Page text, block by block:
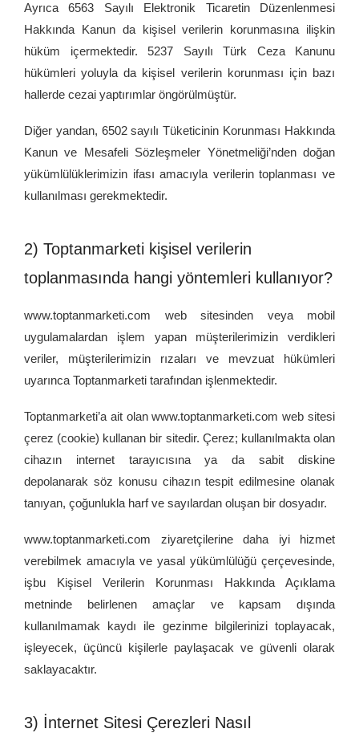
Ayrıca 6563 Sayılı Elektronik Ticaretin Düzenlenmesi
Hakkında Kanun da kişisel verilerin korunmasına ilişkin
hüküm içermektedir. 5237 Sayılı Türk Ceza Kanunu
hükümleri yoluyla da kişisel verilerin korunması için bazı
hallerde cezai yaptırımlar öngörülmüştür.
Diğer yandan, 6502 sayılı Tüketicinin Korunması Hakkında
Kanun ve Mesafeli Sözleşmeler Yönetmeliği’nden doğan
yükümlülüklerimizin ifası amacıyla verilerin toplanması ve
kullanılması gerekmektedir.
2) Toptanmarketi kişisel verilerin
toplanmasında hangi yöntemleri kullanıyor?
www.toptanmarketi.com web sitesinden veya mobil
uygulamalardan işlem yapan müşterilerimizin verdikleri
veriler, müşterilerimizin rızaları ve mevzuat hükümleri
uyarınca Toptanmarketi tarafından işlenmektedir.
Toptanmarketi’a ait olan www.toptanmarketi.com web sitesi
çerez (cookie) kullanan bir sitedir. Çerez; kullanılmakta olan
cihazın internet tarayıcısına ya da sabit diskine
depolanarak söz konusu cihazın tespit edilmesine olanak
tanıyan, çoğunlukla harf ve sayılardan oluşan bir dosyadır.
www.toptanmarketi.com ziyaretçilerine daha iyi hizmet
verebilmek amacıyla ve yasal yükümlülüğü çerçevesinde,
işbu Kişisel Verilerin Korunması Hakkında Açıklama
metninde belirlenen amaçlar ve kapsam dışında
kullanılmamak kaydı ile gezinme bilgilerinizi toplayacak,
işleyecek, üçüncü kişilerle paylaşacak ve güvenli olarak
saklayacaktır.
3) İnternet Sitesi Çerezleri Nasıl